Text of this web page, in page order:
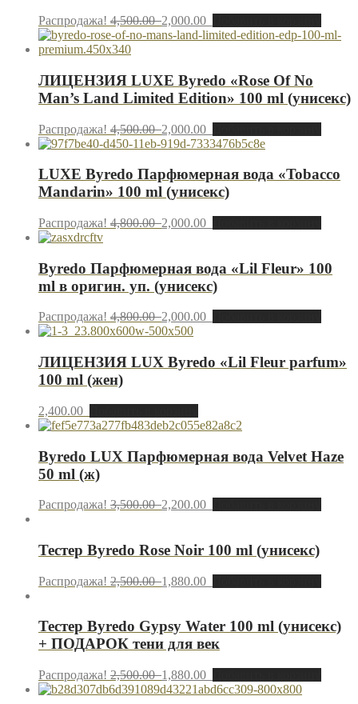
Распродажа! 4,500.002,000.00
ЛИЦЕНЗИЯ LUXE Byredo «Rose Of No
Man’s Land Limited Edition» 100 ml (унисекс)
Распродажа! 4,500.002,000.00
LUXE Byredo Парфюмерная вода «Tobacco
Mandarin» 100 ml (унисекс)
Распродажа! 4,800.002,000.00
Byredo Парфюмерная вода «Lil Fleur» 100
ml в оригин. уп. (унисекс)
Распродажа! 4,800.002,000.00
ЛИЦЕНЗИЯ LUX Byredo «Lil Fleur parfum»
100 ml (жен)
2,400.00
Byredo LUX Парфюмерная вода Velvet Haze
50 ml (ж)
Распродажа! 3,500.002,200.00
Тестер Byredo Rose Noir 100 ml (унисекс)
Распродажа! 2,500.001,880.00
Тестер Byredo Gypsy Water 100 ml (унисекс)
+ ПОДАРОК тени для век
Распродажа! 2,500.001,880.00